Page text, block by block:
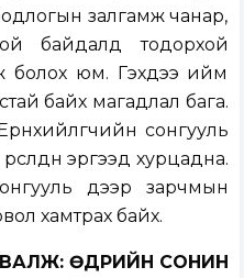
залгамж чанар,
байдалд тодорхой
болох юм. Гэхдээ ийм
байх магадлал бага.
сонгууль
эргээд хурцадна.
дээр зарчмын
хамтрах байх.
ӨДРИЙН СОНИН